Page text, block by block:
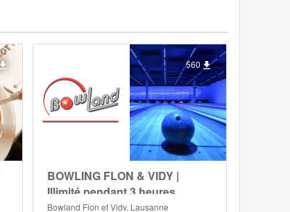
560
BOWLING FLON & VIDY |
Illimité pendant 3 heures
Bowland Flon et Vidy, Lausanne